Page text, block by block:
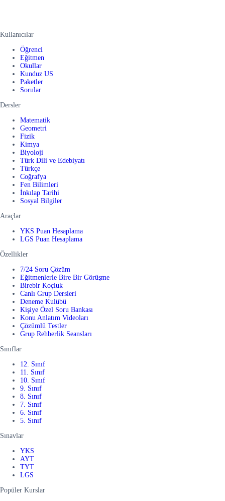
Kullanıcılar
Öğrenci
Eğitmen
Okullar
Kunduz US
Paketler
Sorular
Dersler
Matematik
Geometri
Fizik
Kimya
Biyoloji
Türk Dili ve Edebiyatı
Türkçe
Coğrafya
Fen Bilimleri
İnkılap Tarihi
Sosyal Bilgiler
Araçlar
YKS Puan Hesaplama
LGS Puan Hesaplama
Özellikler
7/24 Soru Çözüm
Eğitmenlerle Bire Bir Görüşme
Birebir Koçluk
Canlı Grup Dersleri
Deneme Kulübü
Kişiye Özel Soru Bankası
Konu Anlatım Videoları
Çözümlü Testler
Grup Rehberlik Seansları
Sınıflar
12. Sınıf
11. Sınıf
10. Sınıf
9. Sınıf
8. Sınıf
7. Sınıf
6. Sınıf
5. Sınıf
Sınavlar
YKS
AYT
TYT
LGS
Popüler Kurslar